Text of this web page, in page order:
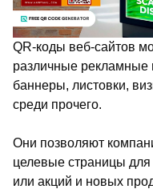
QR-коды веб-сайтов
различные рекламные
баннеры, листовки,
среди прочего.
Они позволяют
целевые страницы
или акций и новых